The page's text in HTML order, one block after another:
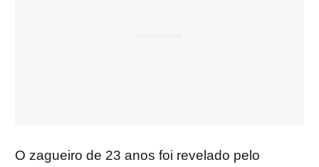
O zagueiro de 23 anos foi revelado pelo